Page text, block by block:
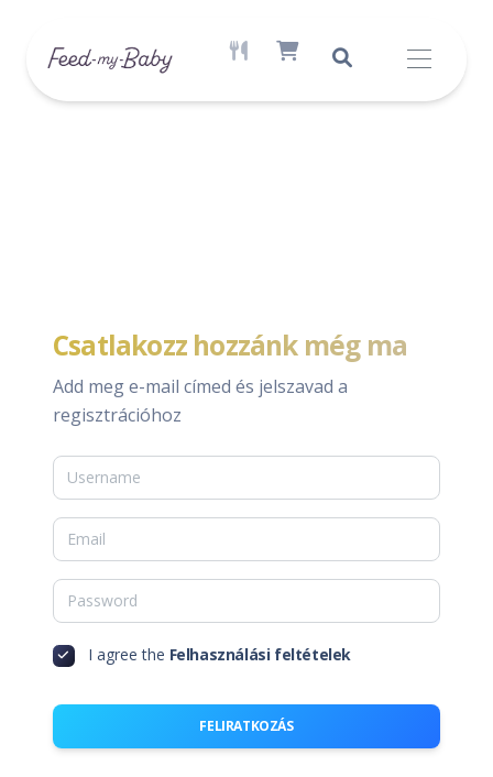
AKTÍV ÉTREND ELÉRHETŐ
SHOPPING CART ITEM COUNT
Csatlakozz hozzánk még ma
Add meg e-mail címed és jelszavad a
regisztrációhoz
I agree the Felhasználási feltételek
FELIRATKOZÁS